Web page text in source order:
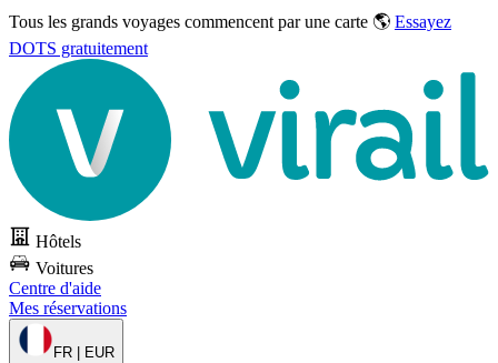
Tous les grands voyages commencent par une carte 🌎 Essayez
DOTS gratuitement
Hôtels
Voitures
Centre d'aide
Mes réservations
FR | EUR